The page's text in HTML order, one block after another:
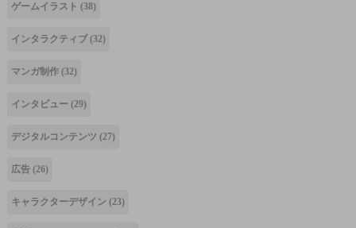
ゲームイラスト (38)
インタラクティブ (32)
マンガ制作 (32)
インタビュー (29)
デジタルコンテンツ (27)
広告 (26)
キャラクターデザイン (23)